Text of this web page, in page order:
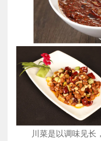
川菜是以调味见长